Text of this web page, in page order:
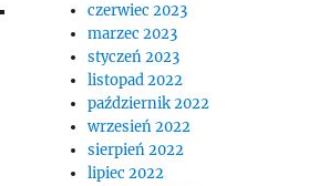
czerwiec 2023
marzec 2023
styczeń 2023
listopad 2022
październik 2022
wrzesień 2022
sierpień 2022
lipiec 2022